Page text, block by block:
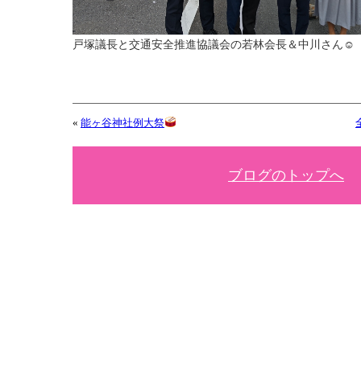
戸塚議長と交通安全推進協議会の若林会長＆中川さん☺
« 能ヶ谷神社例大祭
ブログのトップへ